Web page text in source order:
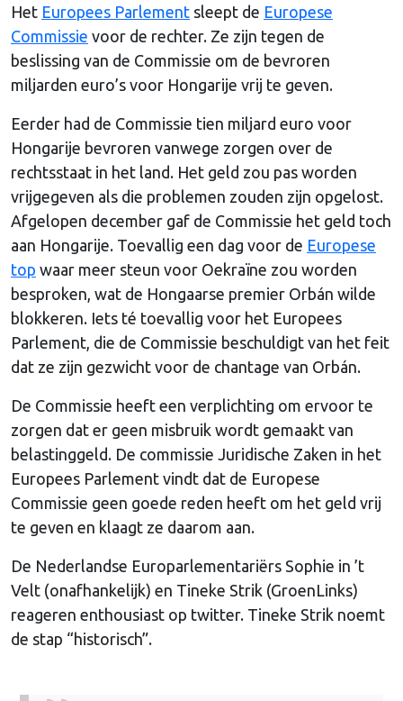
Het Europees Parlement sleept de Europese
Commissie voor de rechter. Ze zijn tegen de
beslissing van de Commissie om de bevroren
miljarden euro’s voor Hongarije vrij te geven.
Eerder had de Commissie tien miljard euro voor
Hongarije bevroren vanwege zorgen over de
rechtsstaat in het land. Het geld zou pas worden
vrijgegeven als die problemen zouden zijn opgelost.
Afgelopen december gaf de Commissie het geld toch
aan Hongarije. Toevallig een dag voor de Europese
top waar meer steun voor Oekraïne zou worden
besproken, wat de Hongaarse premier Orbán wilde
blokkeren. Iets té toevallig voor het Europees
Parlement, die de Commissie beschuldigt van het feit
dat ze zijn gezwicht voor de chantage van Orbán.
De Commissie heeft een verplichting om ervoor te
zorgen dat er geen misbruik wordt gemaakt van
belastinggeld. De commissie Juridische Zaken in het
Europees Parlement vindt dat de Europese
Commissie geen goede reden heeft om het geld vrij
te geven en klaagt ze daarom aan.
De Nederlandse Europarlementariërs Sophie in ’t
Velt (onafhankelijk) en Tineke Strik (GroenLinks)
reageren enthousiast op twitter. Tineke Strik noemt
de stap “historisch”.